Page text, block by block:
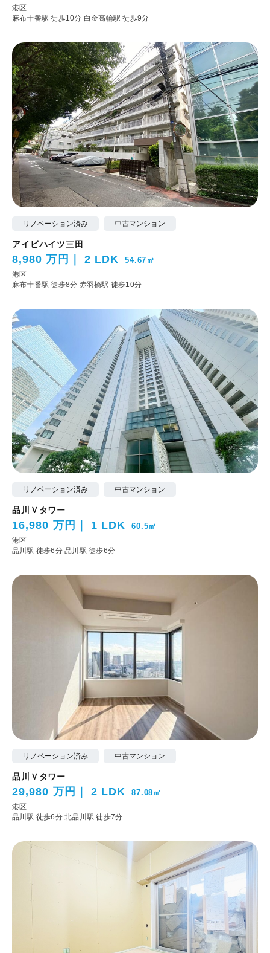
港区
麻布十番駅 徒歩10分 白金高輪駅 徒歩9分
リノベーション済み 中古マンション
アイビハイツ三田
8,980 万円 2 LDK 54.67㎡
港区
麻布十番駅 徒歩8分 赤羽橋駅 徒歩10分
リノベーション済み 中古マンション
品川Ｖタワー
16,980 万円 1 LDK 60.5㎡
港区
品川駅 徒歩6分品川駅 徒歩6分
リノベーション済み 中古マンション
品川Ｖタワー
29,980 万円 2 LDK 87.08㎡
港区
品川駅 徒歩6分北品川駅 徒歩7分